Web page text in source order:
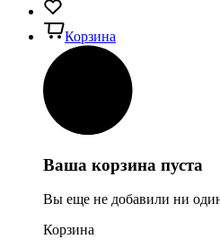
Корзина
Ваша корзина пуста
Вы еще не добавили ни
Корзина